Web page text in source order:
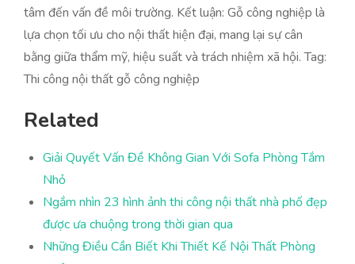
tâm đến vấn đề môi trường. Kết luận: Gỗ công nghiệp là
lựa chọn tối ưu cho nội thất hiện đại, mang lại sự cân
bằng giữa thẩm mỹ, hiệu suất và trách nhiệm xã hội. Tag:
Thi công nội thất gỗ công nghiệp
Related
Giải Quyết Vấn Đề Không Gian Với Sofa Phòng Tắm
Nhỏ
Ngắm nhìn 23 hình ảnh thi công nội thất nhà phố đẹp
được ưa chuộng trong thời gian qua
Những Điều Cần Biết Khi Thiết Kế Nội Thất Phòng